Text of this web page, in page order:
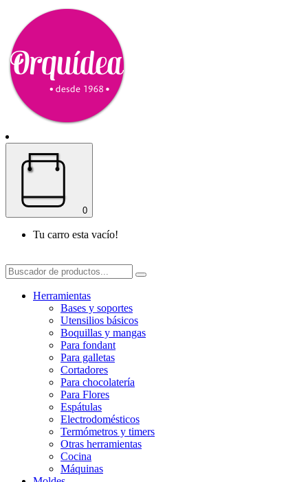
0
Tu carro esta vacío!
Herramientas
Bases y soportes
Utensilios básicos
Boquillas y mangas
Para fondant
Para galletas
Cortadores
Para chocolatería
Para Flores
Espátulas
Electrodomésticos
Termómetros y timers
Otras herramientas
Cocina
Máquinas